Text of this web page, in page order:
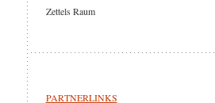
Zettels Raum
PARTNERLINKS